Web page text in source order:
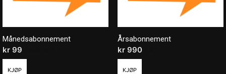
Månedsabonnement
kr 99
KJØP
Årsabonnement
kr990
KJØP